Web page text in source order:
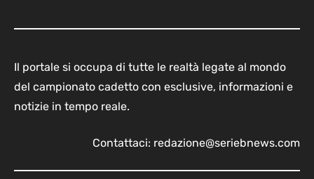
Il portale si occupa di tutte le realtà legate al mondo
del campionato cadetto con esclusive, informazioni e
notizie in tempo reale.
Contattaci: redazione@seriebnews.com